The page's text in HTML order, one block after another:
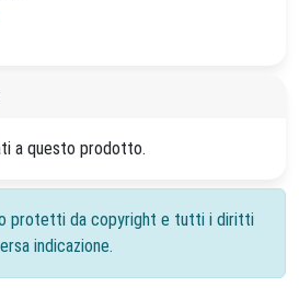
a questo prodotto.
protetti da copyright e tutti i diritti
indicazione.